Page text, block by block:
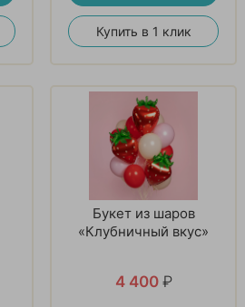
Купить в 1 клик
Букет из шаров
«Клубничный вкус»
4 400 ₽